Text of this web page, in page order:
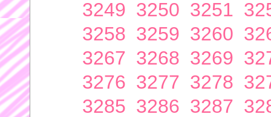
3249 3250 3251
3258 3259 3260
3267 3268 3269
3276 3277 3278
3285 3286 3287